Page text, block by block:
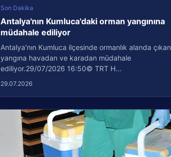
Son Dakika
Antalya'nın Kumluca'daki orman yangınına
müdahale ediliyor
Antalya'nın Kumluca ilçesinde ormanlık alanda çıkan
yangına havadan ve karadan müdahale
ediliyor.29/07/2026 16:50© TRT H...
29.07.2026